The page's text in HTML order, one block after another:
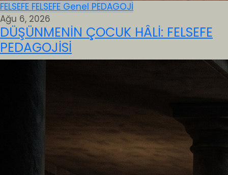
FELSEFE FELSEFE Genel PEDAGOJİ
Ağu 6, 2026
DÜŞÜNMENİN ÇOCUK HÂLİ: FELSEFE
PEDAGOJİSİ